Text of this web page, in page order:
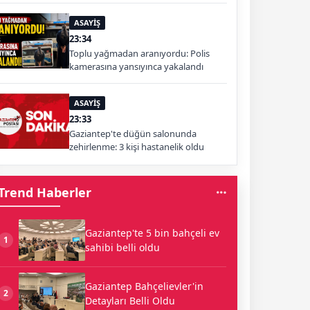
ASAYİŞ
23:34
Toplu yağmadan aranıyordu: Polis
kamerasına yansıyınca yakalandı
ASAYİŞ
23:33
Gaziantep'te düğün salonunda
zehirlenme: 3 kişi hastanelik oldu
Haberler
1
Gaziantep'te 5 bin bahçeli ev
sahibi belli oldu
2
Gaziantep Bahçelievler'in
Detayları Belli Oldu